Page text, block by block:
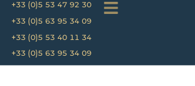
+33 (0)5 53 47 92 30
+33 (0)5 63 95 34 09
+33 (0)5 53 40 11 34
+33 (0)5 63 95 34 09